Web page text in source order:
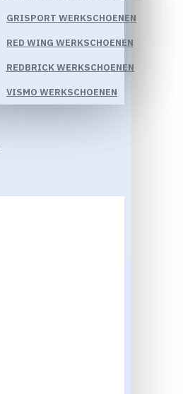
GRISPORT WERKSCHOENEN
RED WING WERKSCHOENEN
REDBRICK WERKSCHOENEN
VISMO WERKSCHOENEN